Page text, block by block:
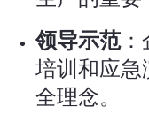
领导示范：
培训和应急
全理念。